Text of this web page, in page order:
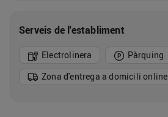
Serveis de l'establiment
Electrolinera
Pàrquing
Zona d'entrega a domicili online